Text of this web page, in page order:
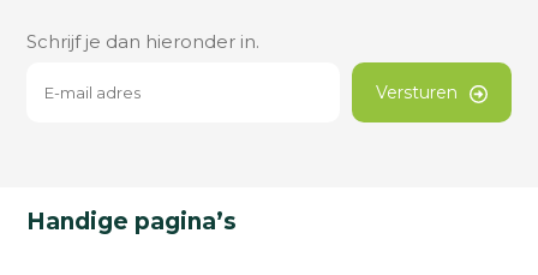
Schrijf je dan hieronder in.
Versturen
Handige pagina’s